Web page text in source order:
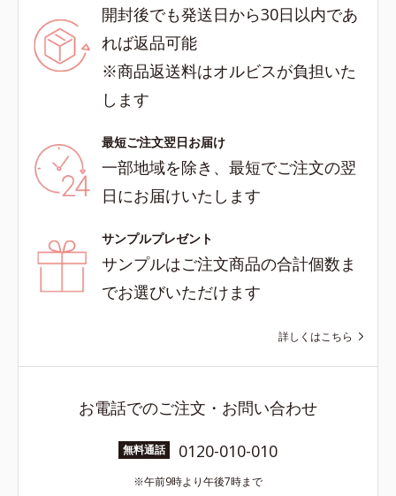
開封後でも発送日から30日以内であ
れば返品可能
※商品返送料はオルビスが負担いた
します
最短ご注文翌日お届け
一部地域を除き、最短でご注文の翌
日にお届けいたします
サンプルプレゼント
サンプルはご注文商品の合計個数ま
でお選びいただけます
詳しくはこちら
お電話でのご注文・お問い合わせ
無料通話 0120-010-010
午前9時より午後7時まで